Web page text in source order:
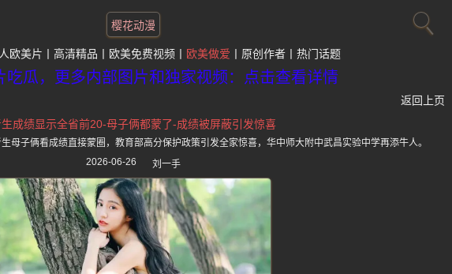
樱花动漫
欧美片 高清精品 欧美免费视频 欧美做爱 原创作者 热门话题
吃瓜，更多内部图片和独家视频：点击查看详情
返回上页
成绩显示全省前20-母子俩都蒙了-成绩被屏蔽引发惊喜
母子俩看成绩直接蒙圈，教育部高分保护政策引发全家惊喜，华中师大附中武昌实验中学再添牛人。
2026-06-26
刘一手